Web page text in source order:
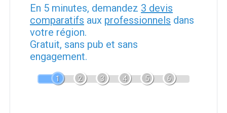
En 5 minutes, demandez 3 devis
comparatifs aux professionnels dans
votre région.
Gratuit, sans pub et sans
engagement.
1 2 3 4 5 6